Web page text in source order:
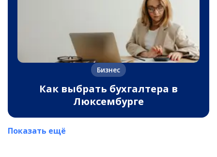
Бизнес
Как выбрать бухгалтера в
Люксембурге
Показать ещё